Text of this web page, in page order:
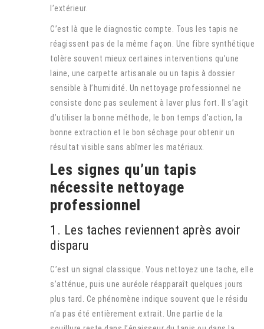
l’extérieur.
C’est là que le diagnostic compte. Tous les tapis ne
réagissent pas de la même façon. Une fibre synthétique
tolère souvent mieux certaines interventions qu’une
laine, une carpette artisanale ou un tapis à dossier
sensible à l’humidité. Un nettoyage professionnel ne
consiste donc pas seulement à laver plus fort. Il s’agit
d’utiliser la bonne méthode, le bon temps d’action, la
bonne extraction et le bon séchage pour obtenir un
résultat visible sans abîmer les matériaux.
Les signes qu’un tapis
nécessite nettoyage
professionnel
1. Les taches reviennent après avoir
disparu
C’est un signal classique. Vous nettoyez une tache, elle
s’atténue, puis une auréole réapparaît quelques jours
plus tard. Ce phénomène indique souvent que le résidu
n’a pas été entièrement extrait. Une partie de la